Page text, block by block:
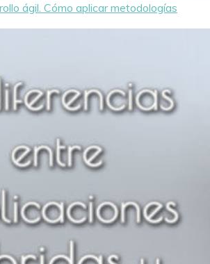
ágil. Cómo aplicar metodologías